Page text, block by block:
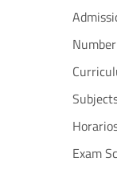
Exam